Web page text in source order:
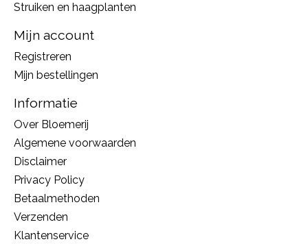
Struiken en haagplanten
Mijn account
Registreren
Mijn bestellingen
Informatie
Over Bloemerij
Algemene voorwaarden
Disclaimer
Privacy Policy
Betaalmethoden
Verzenden
Klantenservice